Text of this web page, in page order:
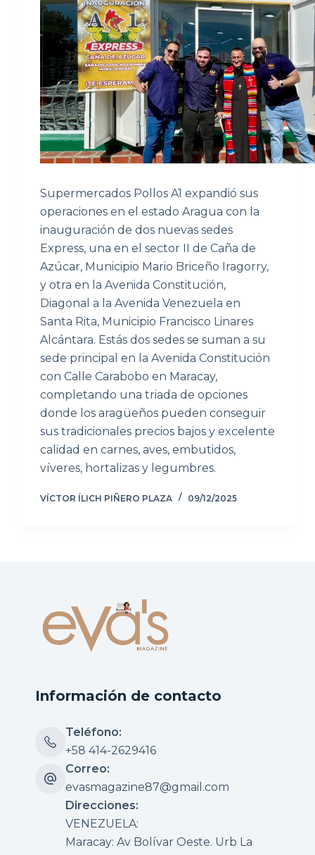
Supermercados Pollos A1 expandió sus
operaciones en el estado Aragua con la
inauguración de dos nuevas sedes
Express, una en el sector II de Caña de
Azúcar, Municipio Mario Briceño Iragorry,
y otra en la Avenida Constitución,
Diagonal a la Avenida Venezuela en
Santa Rita, Municipio Francisco Linares
Alcántara. Estás dos sedes se suman a su
sede principal en la Avenida Constitución
con Calle Carabobo en Maracay,
completando una triada de opciones
donde los aragüeños pueden conseguir
sus tradicionales precios bajos y excelente
calidad en carnes, aves, embutidos,
víveres, hortalizas y legumbres.
VÍCTOR ÍLICH PIÑERO PLAZA 09/12/2025
Información de contacto
Teléfono:
+58 414-2629416
Correo:
evasmagazine87@gmail.com
Direcciones:
VENEZUELA:
Maracay: Av Bolívar Oeste. Urb La